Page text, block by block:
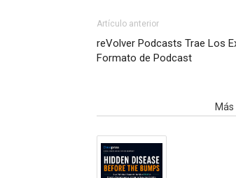
Artículo anterior
reVolver Podcasts Trae Los
Formato de Podcast